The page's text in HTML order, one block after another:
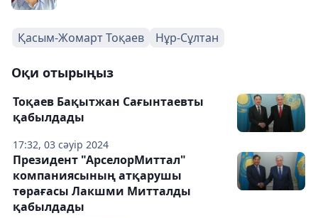
Қасым-Жомарт Тоқаев Нұр-Сұлтан
Оқи отырыңыз
17:32, 03 сәуір 2024
Тоқаев Бақытжан Сағынтаевты
қабылдады
Президент "АрселорМиттал"
компаниясының атқарушы
төрағасы Лакшми Митталды
қабылдады